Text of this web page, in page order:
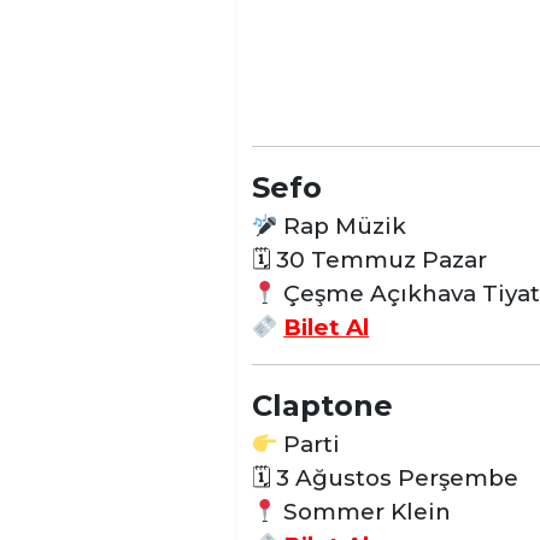
Sefo
Rap Müzik
🗓 30 Temmuz Pazar
Çeşme Açıkhava
Bilet Al
Claptone
Parti
🗓 3 Ağustos Perşembe
Sommer Klein